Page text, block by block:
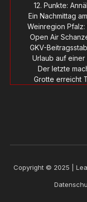
12. Punkte:
Ein Nachmittag
Weinregion Pfalz:
Open Air
GKV-
Urlaub auf einer
Der letzte
Grotte erreicht
Copyright © 2025 |